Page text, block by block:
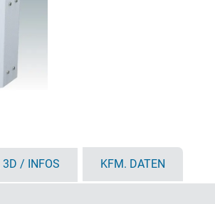
3D / INFOS KFM. DATEN